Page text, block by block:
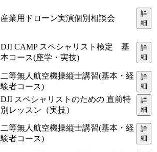
産業用ドローン実演個別相談会
詳
細
DJI CAMP スペシャリスト検定 基
本コース(座学・実技)
詳
細
二等無人航空機操縦士講習(基本・経
験者コース)
詳
細
DJI スペシャリストのための 直前特
別レッスン（実技）
詳
細
二等無人航空機操縦士講習(基本・経
験者コース)
詳
細